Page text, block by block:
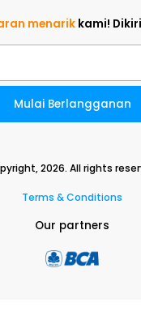
menarik kami!
Mulai Berlangganan
2026. All rights
Terms & Conditions
Our partners